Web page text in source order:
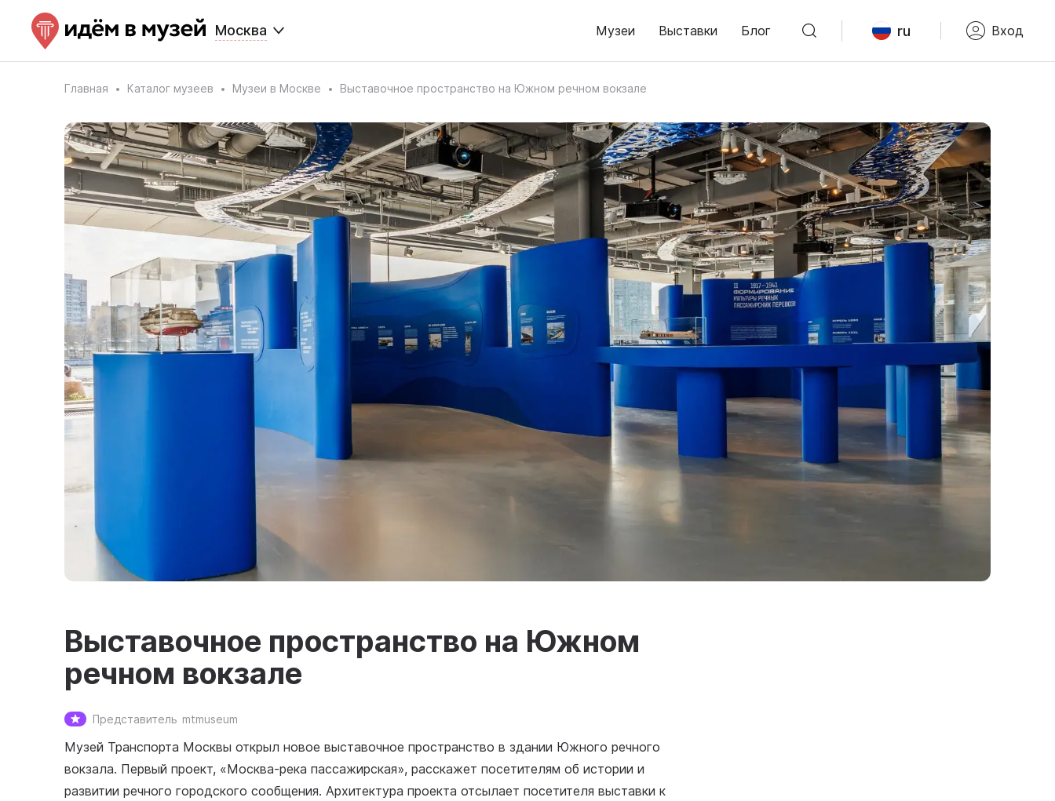
Москва Музеи Выставки Блог ru Вход
Главная Каталог музеев Музеи в Москве Выставочное пространство на Южном речном вокзале
Выставочное пространство на Южном
речном вокзале
Представитель mtmuseum
Музей Транспорта Москвы открыл новое выставочное пространство в здании Южного речного
вокзала. Первый проект, «Москва-река пассажирская», расскажет посетителям об истории и
развитии речного городского сообщения. Архитектура проекта отсылает посетителя выставки к